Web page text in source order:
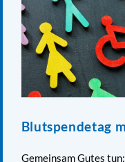
Blutspendetag
Gemeinsam Gutes